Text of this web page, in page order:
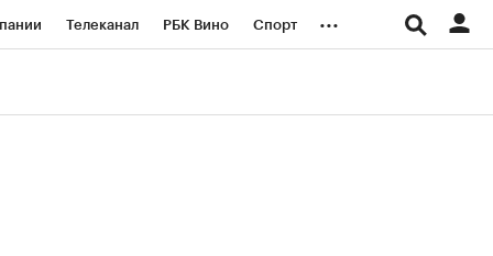
Телеканал РБК Вино Спорт ...